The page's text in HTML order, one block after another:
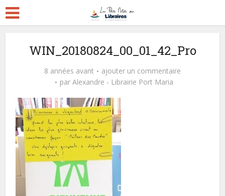
WIN_20180824_00_01_42_Pro
8 années avant
ajouter un commentaire
par Alexandre - Librairie Port Maria